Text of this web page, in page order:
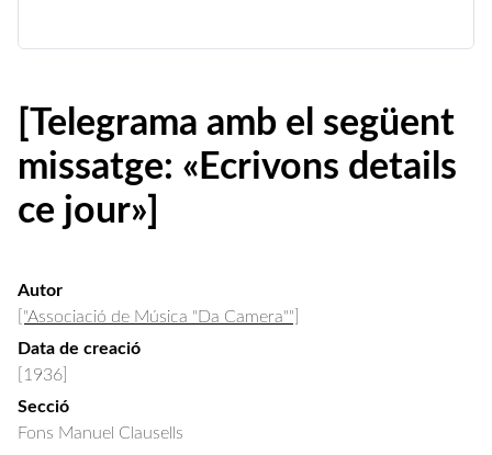
[Telegrama amb el següent
missatge: «Ecrivons details
ce jour»]
Autor
["Associació de Música "Da Camera""]
Data de creació
[1936]
Secció
Fons Manuel Clausells